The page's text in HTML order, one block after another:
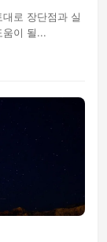
로 장단점과 실
움이 될...